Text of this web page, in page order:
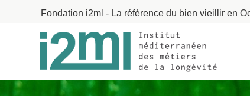
Fondation i2ml - La référence du bien vieillir en